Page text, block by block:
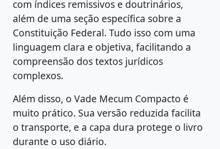
com índices remissivos e doutrinários,
além de uma seção específica sobre a
Constituição Federal. Tudo isso com uma
linguagem clara e objetiva, facilitando a
compreensão dos textos jurídicos
complexos.
Além disso, o Vade Mecum Compacto é
muito prático. Sua versão reduzida facilita
o transporte, e a capa dura protege o livro
durante o uso diário.